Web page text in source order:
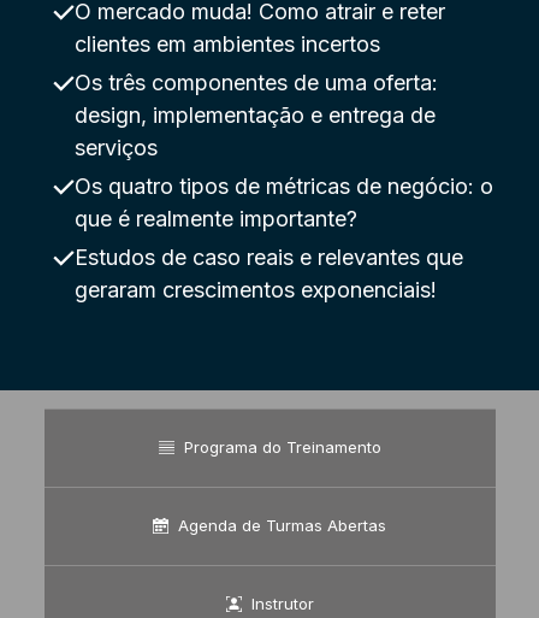
O mercado muda! Como atrair e reter
clientes em ambientes incertos
Os três componentes de uma oferta:
design, implementação e entrega de
serviços
Os quatro tipos de métricas de negócio: o
que é realmente importante?
Estudos de caso reais e relevantes que
geraram crescimentos exponenciais!
Programa do Treinamento
Agenda de Turmas Abertas
Instrutor